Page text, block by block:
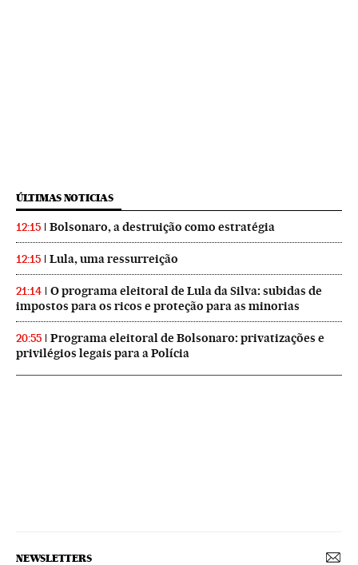
ÚLTIMAS NOTICIAS
12:15 Bolsonaro, a destruição como estratégia
12:15 Lula, uma ressurreição
21:14
O programa eleitoral de Lula da Silva: subidas de
impostos para os ricos e proteção para as minorias
20:55
Programa eleitoral de Bolsonaro: privatizações e
privilégios legais para a Polícia
NEWSLETTERS